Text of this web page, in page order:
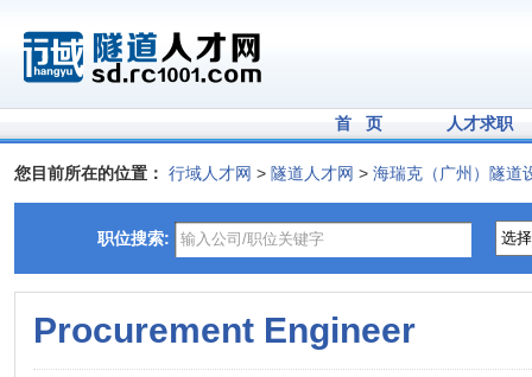
首 页 人才求职
您目前所在的位置： 行域人才网 > 隧道人才网 > 海瑞克（广州）隧道
职位搜索:
Procurement Engineer